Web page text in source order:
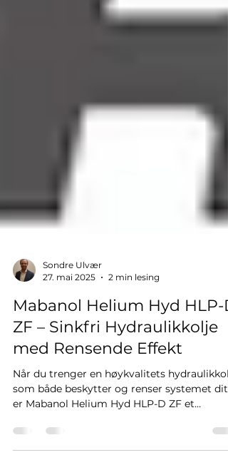
27. mai 2025
2 min lesing
Mabanol Helium Hyd HLP-D
ZF – Sinkfri Hydraulikkolje
med Rensende Effekt
Når du trenger en høykvalitets
er Mabanol Helium Hyd HLP-D ZF et
pålitelig...